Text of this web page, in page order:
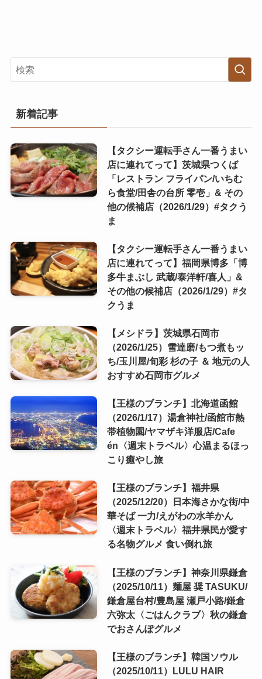
新着記事
【タクシー運転手さん一番うまい
店に連れてって】茨城県つくば
「レストラン フライパン/いちむ
ら食堂/田舎の台所 零壱」& その
他の候補店（2026/1/29）#タクう
ま
【タクシー運転手さん一番うまい
店に連れてって】福岡県博多「博
多牛まぶし 武蔵/泰洋軒/喜人」&
その他の候補店（2026/1/29）#タ
クうま
【メシドラ】茨城県石岡市
（2026/1/25）雪達磨/もつ煮もッ
ち/玉川屋/旬彩 杉の子 ＆ 地元の人
おすすめ石岡市グルメ
【王様のブランチ】北海道函館
（2026/1/17）湯倉神社/函館市熱
帯植物園/ヤマザキ洋服店/Cafe
én〈週末トラベル〉心温まるほっ
こり癒やし旅
【王様のブランチ】福井県
（2025/12/20）日本海さかな街/中
華そば 一力/えがわの水羊かん
〈週末トラベル〉福井県民が愛す
る名物グルメ 食い倒れ旅
【王様のブランチ】神奈川県鎌倉
（2025/10/11）麺屋 奨 TASUKU/
鎌倉屋台村/豊島屋 瀬戸小路/鎌倉
六弥太〈ごはんクラブ〉秋の鎌倉
でおさんぽグルメ
【王様のブランチ】韓国ソウル
（2025/10/11）LULU HAIR